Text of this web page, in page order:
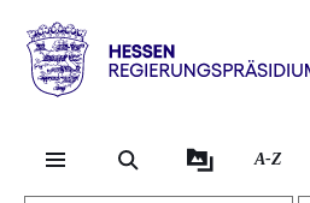
Hessen
RP
A-Z